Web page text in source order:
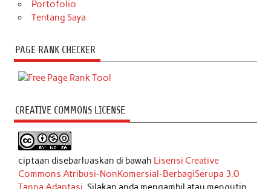
Portofolio
Tentang Saya
PAGE RANK CHECKER
CREATIVE COMMONS LICENSE
ciptaan disebarluaskan di bawah Lisensi Creative
Commons Atribusi-NonKomersial-BerbagiSerupa 3.0